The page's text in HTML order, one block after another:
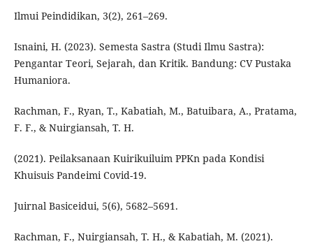
Ilmui Peindidikan, 3(2), 261–269.
Isnaini, H. (2023). Semesta Sastra (Studi Ilmu Sastra):
Pengantar Teori, Sejarah, dan Kritik. Bandung: CV Pustaka
Humaniora.
Rachman, F., Ryan, T., Kabatiah, M., Batuibara, A., Pratama,
F. F., & Nuirgiansah, T. H.
(2021). Peilaksanaan Kuirikuiluim PPKn pada Kondisi
Khuisuis Pandeimi Covid-19.
Juirnal Basiceidui, 5(6), 5682–5691.
Rachman, F., Nuirgiansah, T. H., & Kabatiah, M. (2021).